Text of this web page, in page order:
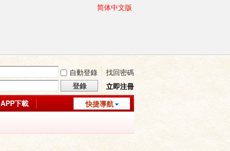
简体中文版
自動登錄
找回密碼
登錄
立即注冊
快捷導航
APP下載